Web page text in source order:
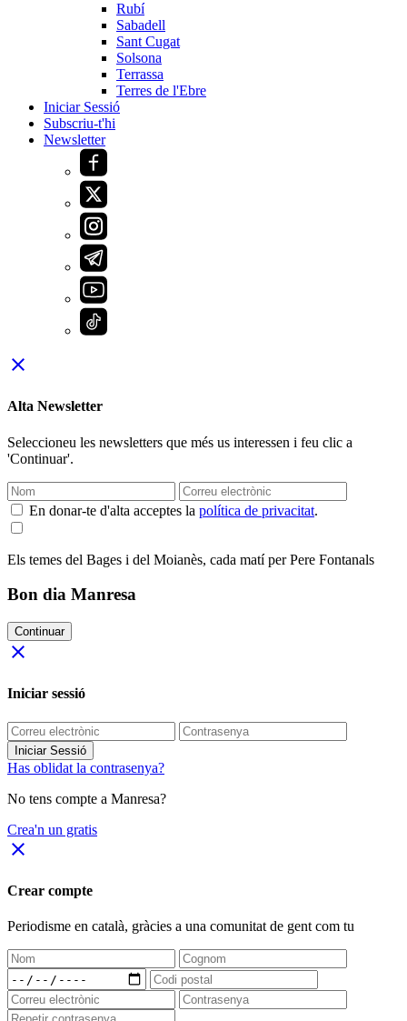
Rubí
Sabadell
Sant Cugat
Solsona
Terrassa
Terres de l'Ebre
Iniciar Sessió
Subscriu-t'hi
Newsletter
close
Alta Newsletter
Seleccioneu les newsletters que més us interessen i feu clic a
'Continuar'.
En donar-te d'alta acceptes la política de privacitat.
Els temes del Bages i del Moianès, cada matí per Pere Fontanals
Bon dia Manresa
Continuar
close
Iniciar sessió
Iniciar Sessió
Has oblidat la contrasenya?
No tens compte a Manresa?
Crea'n un gratis
close
Crear compte
Periodisme en català, gràcies a una comunitat de gent com tu